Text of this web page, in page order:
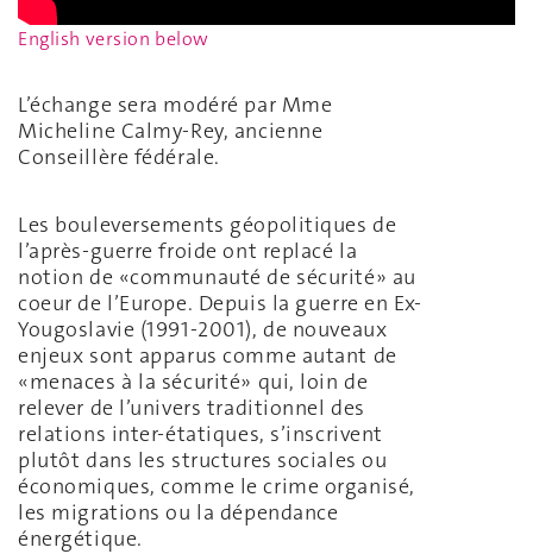
English version below
L’échange sera modéré par Mme
Micheline Calmy-Rey, ancienne
Conseillère fédérale.
Les bouleversements géopolitiques de
l’après-guerre froide ont replacé la
notion de «communauté de sécurité» au
coeur de l’Europe. Depuis la guerre en Ex-
Yougoslavie (1991-2001), de nouveaux
enjeux sont apparus comme autant de
«menaces à la sécurité» qui, loin de
relever de l’univers traditionnel des
relations inter-étatiques, s’inscrivent
plutôt dans les structures sociales ou
économiques, comme le crime organisé,
les migrations ou la dépendance
énergétique.